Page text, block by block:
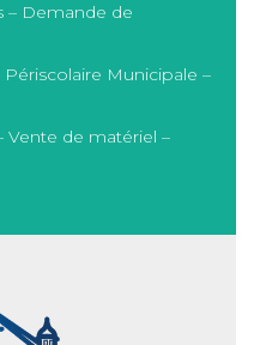
– Demande de
Municipale –
de matériel –